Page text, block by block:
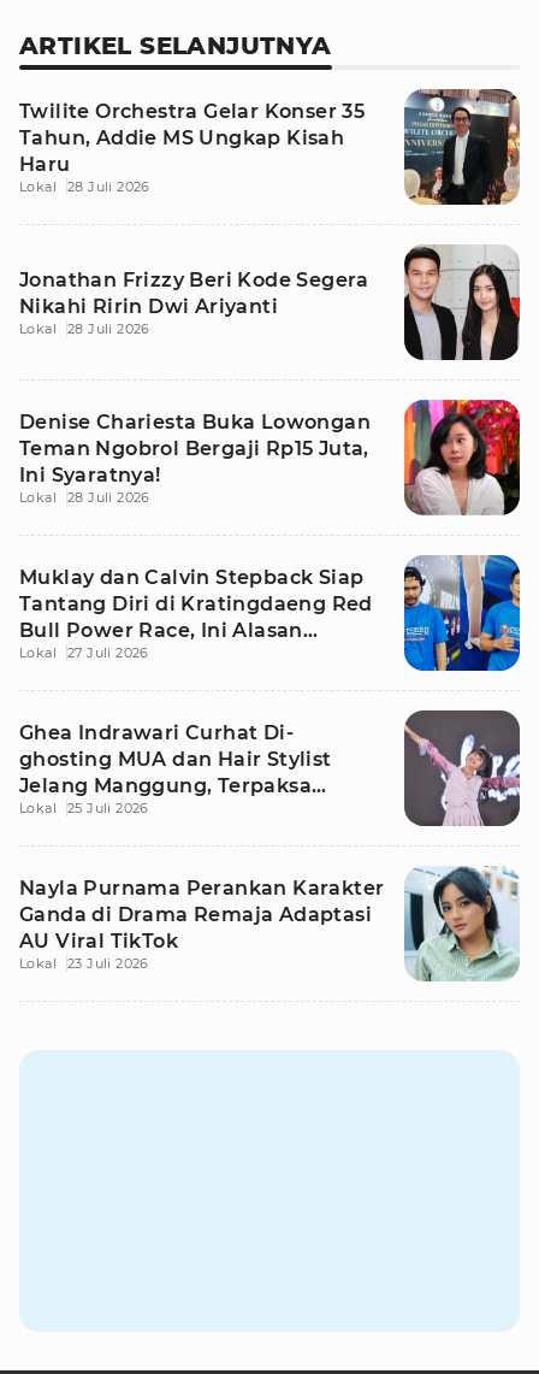
ARTIKEL SELANJUTNYA
Twilite Orchestra Gelar Konser 35
Tahun, Addie MS Ungkap Kisah
Haru
Lokal 28 Juli 2026
Jonathan Frizzy Beri Kode Segera
Nikahi Ririn Dwi Ariyanti
Lokal 28 Juli 2026
Denise Chariesta Buka Lowongan
Teman Ngobrol Bergaji Rp15 Juta,
Ini Syaratnya!
Lokal 28 Juli 2026
Muklay dan Calvin Stepback Siap
Tantang Diri di Kratingdaeng Red
Bull Power Race, Ini Alasan
Mereka!
Lokal 27 Juli 2026
Ghea Indrawari Curhat Di-
ghosting MUA dan Hair Stylist
Jelang Manggung, Terpaksa
Dandan Sendiri
Lokal 25 Juli 2026
Nayla Purnama Perankan Karakter
Ganda di Drama Remaja Adaptasi
AU Viral TikTok
Lokal 23 Juli 2026